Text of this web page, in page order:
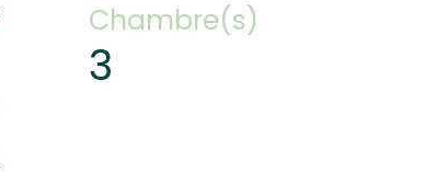
Chambre(s)
3